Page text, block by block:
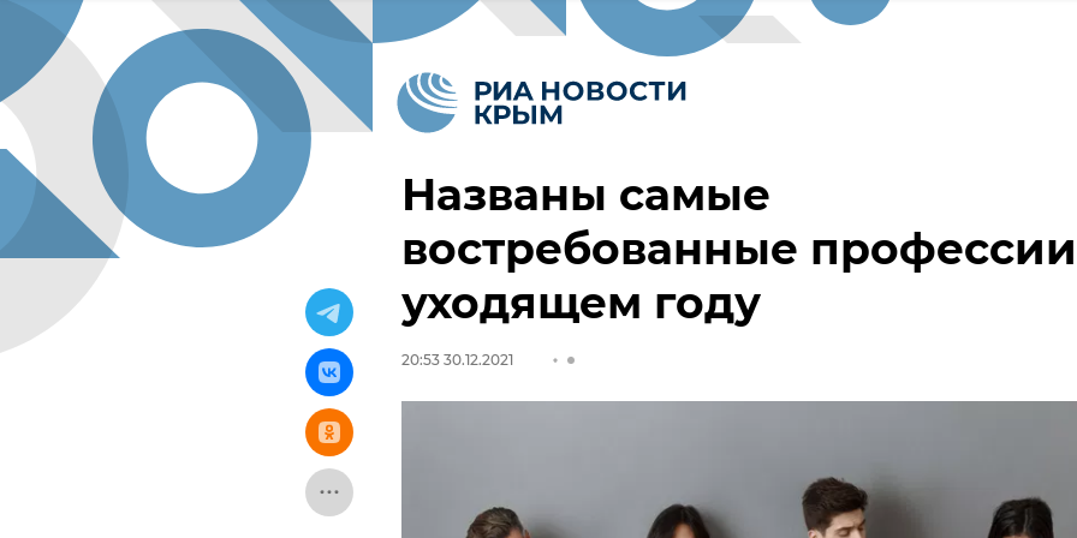
Названы самые
востребованные
уходящем году
20:53 30.12.2021